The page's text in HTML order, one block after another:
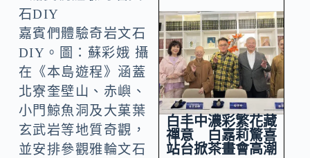
嘉賓們體驗奇岩文石
DIY。圖：蘇彩娥 攝
在《本島遊程》涵蓋
北寮奎壁山、赤嶼、
小門鯨魚洞及大菓葉
玄武岩等地質奇觀，
並安排參觀雅輪文石
白丰中濃彩繁花藏
禪意 白嘉莉驚喜
站台掀茶畫會高潮